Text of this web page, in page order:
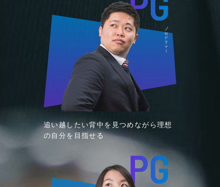
追い越したい背中を見つめながら理想
の自分を目指せる